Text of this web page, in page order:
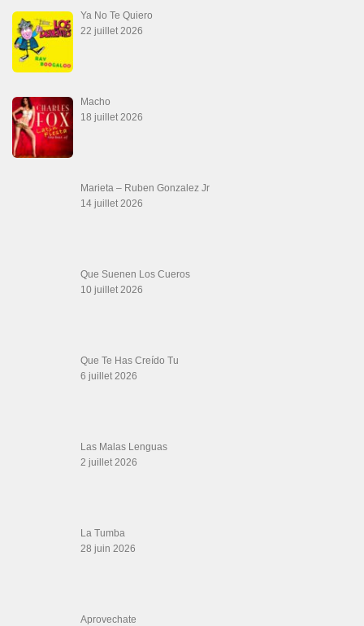
Ya No Te Quiero
22 juillet 2026
Macho
18 juillet 2026
Marieta – Ruben Gonzalez Jr
14 juillet 2026
Que Suenen Los Cueros
10 juillet 2026
Que Te Has Creído Tu
6 juillet 2026
Las Malas Lenguas
2 juillet 2026
La Tumba
28 juin 2026
Aprovechate